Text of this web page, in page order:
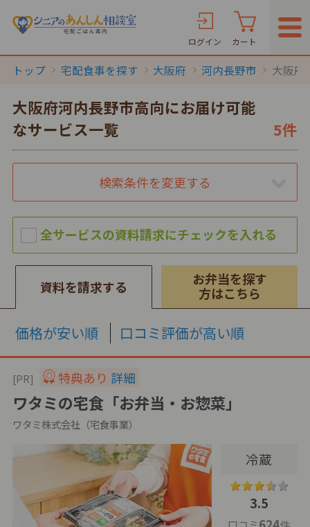
ログイン カート
トップ 宅配食事を探す 大阪府 河内長野市 大阪府
大阪府河内長野市高向にお届け可能
なサービス一覧
5件
検索条件を変更する
資料を請求する
お弁当を探す
方はこちら
価格が安い順 口コミ評価が高い順
[PR] 特典あり 詳細
ワタミの宅食「お弁当・お惣菜」
ワタミ株式会社（宅食事業）
冷蔵
3.5